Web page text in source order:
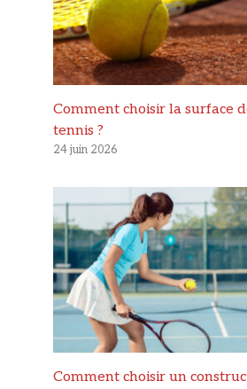
Comment choisir la surface
tennis ?
24 juin 2026
Comment choisir un